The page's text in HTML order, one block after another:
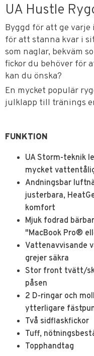
UA Hustle
Byggd för att ge varje
för att stanna kvar i
som naglar, bekväm
fickor du behöver för
kan du önska?
En mycket populär
julklapp till tränings
FUNKTION
UA Storm-teknik
mycket
Andningsbar
justerbara,
komfort
Mjuk fodrad
"MacBook Pro®
Vattenavvisande
grejer säkra
Stor front tvätt/
påsen
2 D-ringar och
ytterligare
Två sidflaskfickor
Tuff,
Topphandtag